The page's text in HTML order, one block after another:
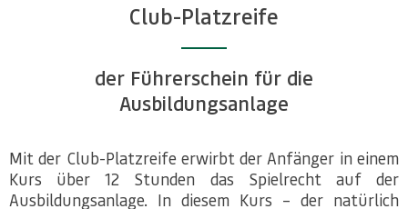
Club-Platzreife
der Führerschein für die
Ausbildungsanlage
Mit der Club-Platzreife erwirbt der Anfänger in einem
Kurs über 12 Stunden das Spielrecht auf der
Ausbildungsanlage. In diesem Kurs – der natürlich